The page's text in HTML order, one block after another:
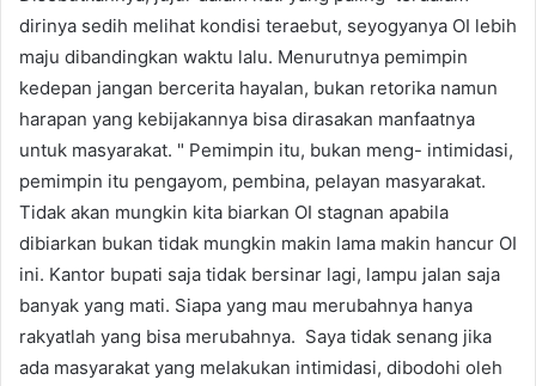
dirinya sedih melihat kondisi teraebut, seyogyanya OI lebih
maju dibandingkan waktu lalu. Menurutnya pemimpin
kedepan jangan bercerita hayalan, bukan retorika namun
harapan yang kebijakannya bisa dirasakan manfaatnya
untuk masyarakat. " Pemimpin itu, bukan meng- intimidasi,
pemimpin itu pengayom, pembina, pelayan masyarakat.
Tidak akan mungkin kita biarkan OI stagnan apabila
dibiarkan bukan tidak mungkin makin lama makin hancur OI
ini. Kantor bupati saja tidak bersinar lagi, lampu jalan saja
banyak yang mati. Siapa yang mau merubahnya hanya
rakyatlah yang bisa merubahnya. Saya tidak senang jika
ada masyarakat yang melakukan intimidasi, dibodohi oleh